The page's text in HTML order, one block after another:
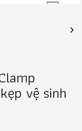
vệ sinh